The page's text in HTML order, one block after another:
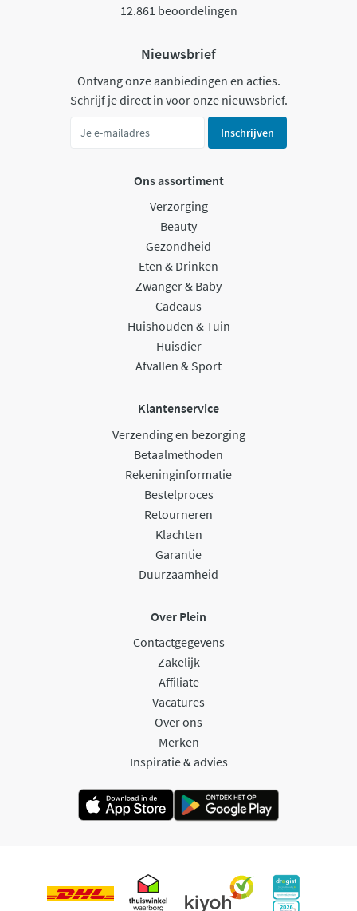
12.861 beoordelingen
Nieuwsbrief
Ontvang onze aanbiedingen en acties.
Schrijf je direct in voor onze nieuwsbrief.
Inschrijven
Ons assortiment
Verzorging
Beauty
Gezondheid
Eten & Drinken
Zwanger & Baby
Cadeaus
Huishouden & Tuin
Huisdier
Afvallen & Sport
Klantenservice
Verzending en bezorging
Betaalmethoden
Rekeninginformatie
Bestelproces
Retourneren
Klachten
Garantie
Duurzaamheid
Over Plein
Contactgegevens
Zakelijk
Affiliate
Vacatures
Over ons
Merken
Inspiratie & advies